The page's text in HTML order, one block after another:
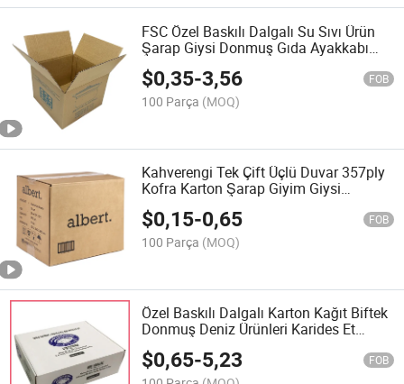
FSC Özel Baskılı Dalgalı Su Sıvı Ürün
Şarap Giysi Donmuş Gıda Ayakkabı
Mobilya Tava Tencere Su Isıtıcı Ürünleri
Taşınma Teslimat Nakliye Ambalaj
Karton Kutu
$0,35-3,56 FOB
100 Parça (MOQ)
Kahverengi Tek Çift Üçlü Duvar 357ply
Kofra Karton Şarap Giyim Giysi
Donmuş Et Gıda E-ticaret Taşınma
Nakliye Teslimat Paketleme Ambalaj
Karton
$0,15-0,65 FOB
100 Parça (MOQ)
Özel Baskılı Dalgalı Karton Kağıt Biftek
Donmuş Deniz Ürünleri Karides Et
Tavuk Domuz Sığır Koyun Balık Posta
Ürünü Gönderim Ambalaj Paketleme
Karton Kutu
$0,65-5,23 FOB